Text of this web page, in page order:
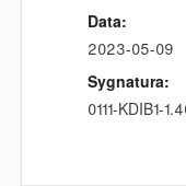
Data:
2023-05-09
Sygnatura:
0111-KDIB1-